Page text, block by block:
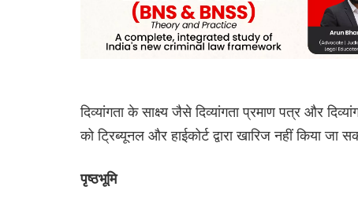
दिव्यांगता के साक्ष्य जैसे दिव्यांगता प्रमाण पत्र और
को ट्रिब्यूनल और हाईकोर्ट द्वारा खारिज नहीं किया जा
पृष्ठभूमि